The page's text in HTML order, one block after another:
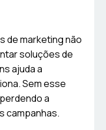
de marketing não
soluções de
ajuda a
Sem esse
a
campanhas.